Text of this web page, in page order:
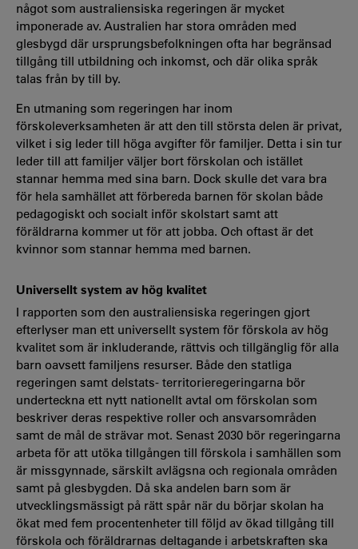
något som australiensiska regeringen är mycket
imponerade av. Australien har stora områden med
glesbygd där ursprungsbefolkningen ofta har begränsad
tillgång till utbildning och inkomst, och där olika språk
talas från by till by.
En utmaning som regeringen har inom
förskoleverksamheten är att den till största delen är privat,
vilket i sig leder till höga avgifter för familjer. Detta i sin tur
leder till att familjer väljer bort förskolan och istället
stannar hemma med sina barn. Dock skulle det vara bra
för hela samhället att förbereda barnen för skolan både
pedagogiskt och socialt inför skolstart samt att
föräldrarna kommer ut för att jobba. Och oftast är det
kvinnor som stannar hemma med barnen.
Universellt system av hög kvalitet
I rapporten som den australiensiska regeringen gjort
efterlyser man ett universellt system för förskola av hög
kvalitet som är inkluderande, rättvis och tillgänglig för alla
barn oavsett familjens resurser. Både den statliga
regeringen samt delstats- territorieregeringarna bör
underteckna ett nytt nationellt avtal om förskolan som
beskriver deras respektive roller och ansvarsområden
samt de mål de strävar mot. Senast 2030 bör regeringarna
arbeta för att utöka tillgången till förskola i samhällen som
är missgynnade, särskilt avlägsna och regionala områden
samt på glesbygden. Då ska andelen barn som är
utvecklingsmässigt på rätt spår när du börjar skolan ha
ökat med fem procentenheter till följd av ökad tillgång till
förskola och föräldrarnas deltagande i arbetskraften ska